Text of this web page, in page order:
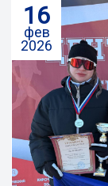
16
фев
2026